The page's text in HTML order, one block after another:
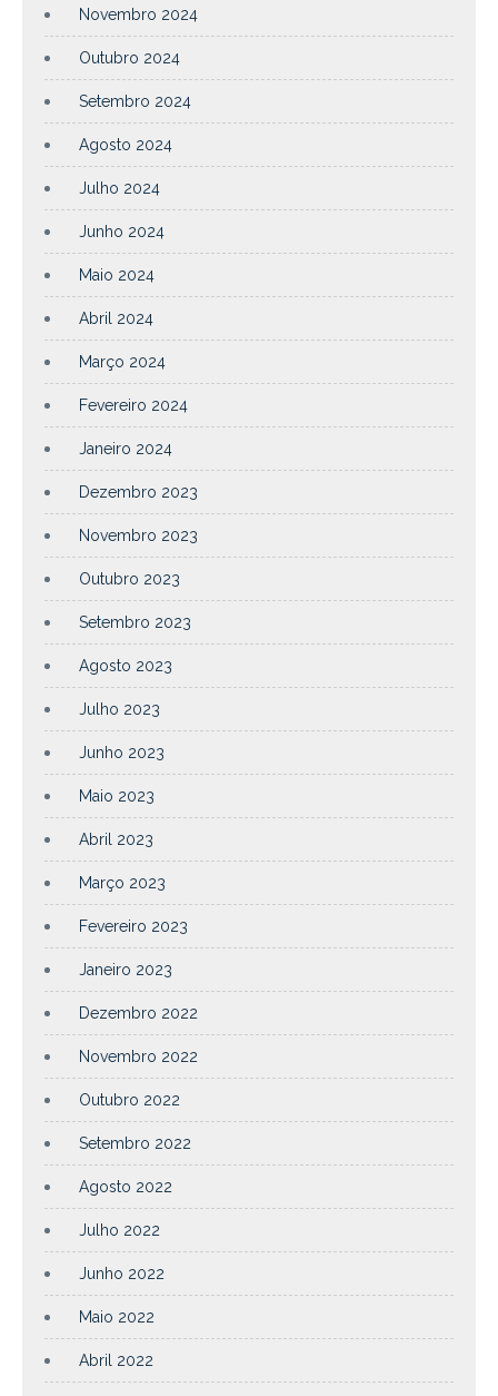
Novembro 2024
Outubro 2024
Setembro 2024
Agosto 2024
Julho 2024
Junho 2024
Maio 2024
Abril 2024
Março 2024
Fevereiro 2024
Janeiro 2024
Dezembro 2023
Novembro 2023
Outubro 2023
Setembro 2023
Agosto 2023
Julho 2023
Junho 2023
Maio 2023
Abril 2023
Março 2023
Fevereiro 2023
Janeiro 2023
Dezembro 2022
Novembro 2022
Outubro 2022
Setembro 2022
Agosto 2022
Julho 2022
Junho 2022
Maio 2022
Abril 2022